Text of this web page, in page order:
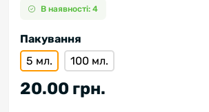
В наявності: 4
Пакування
5 мл.
100 мл.
20.00 грн.